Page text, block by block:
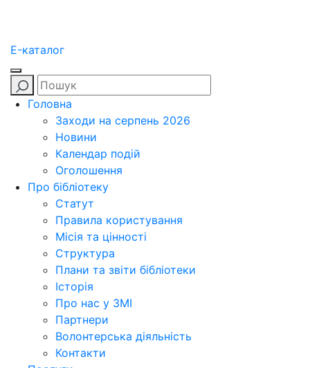
E-каталог
Головна
Заходи на серпень 2026
Новини
Календар подій
Оголошення
Про бібліотеку
Статут
Правила користування
Місія та цінності
Структура
Плани та звіти бібліотеки
Історія
Про нас у ЗМІ
Партнери
Волонтерська діяльність
Контакти